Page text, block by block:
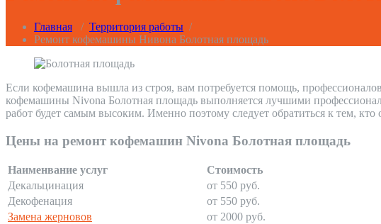
Главная / Территория работы /
Ремонт кофемашины Нивона Болотная площадь
Если кофемашина вышла из строя, вам потребуется помощь,
кофемашины Nivona Болотная площадь выполняется лучшими
работ будет самым высоким. Именно поэтому следует обратиться к тем,
Цены на ремонт кофемашин Nivona Болотная площадь
Наименвание услуг
Стоимость
Декальцинация
от 550 руб.
Декофенация
от 550 руб.
Замена жерновов
от 2000 руб.